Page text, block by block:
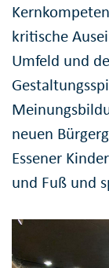
kritische
Umfeld und
neuen
Essener
und Fuß und